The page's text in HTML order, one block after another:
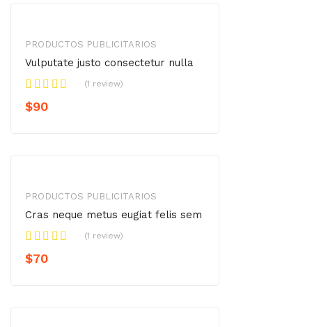
PRODUCTOS PUBLICITARIOS
Vulputate justo consectetur nulla
(1 review)
$90
PRODUCTOS PUBLICITARIOS
Cras neque metus eugiat felis sem
(1 review)
$70